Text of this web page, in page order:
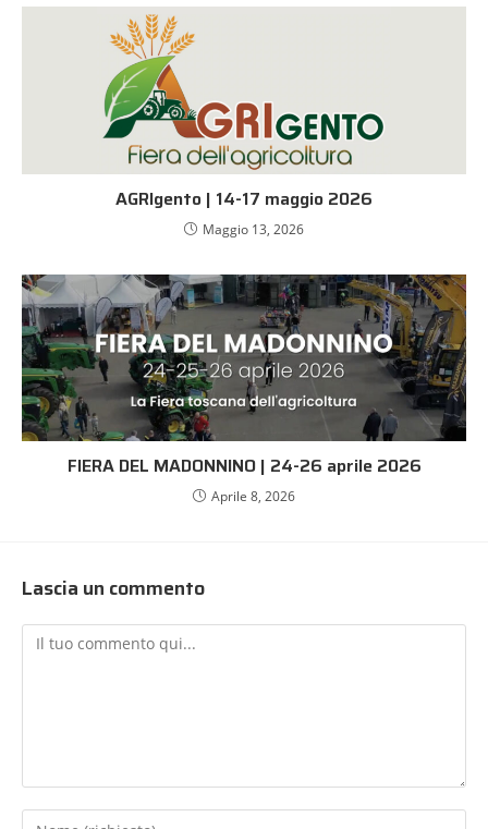
AGRIgento | 14-17 maggio 2026
Maggio 13, 2026
FIERA DEL MADONNINO | 24-26 aprile 2026
Aprile 8, 2026
Lascia un commento